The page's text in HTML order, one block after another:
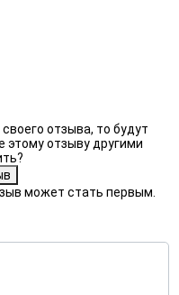
отзыва, то будут
этому отзыву другими
может стать первым.